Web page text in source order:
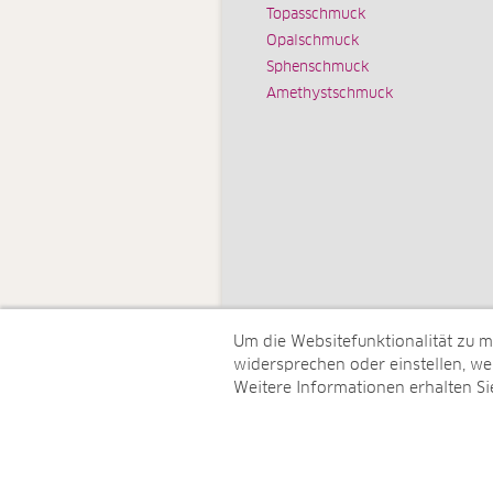
Topasschmuck
Opalschmuck
Sphenschmuck
Amethystschmuck
Um die Websitefunktionalität zu
widersprechen oder einstellen,
Weitere Informationen erhalten